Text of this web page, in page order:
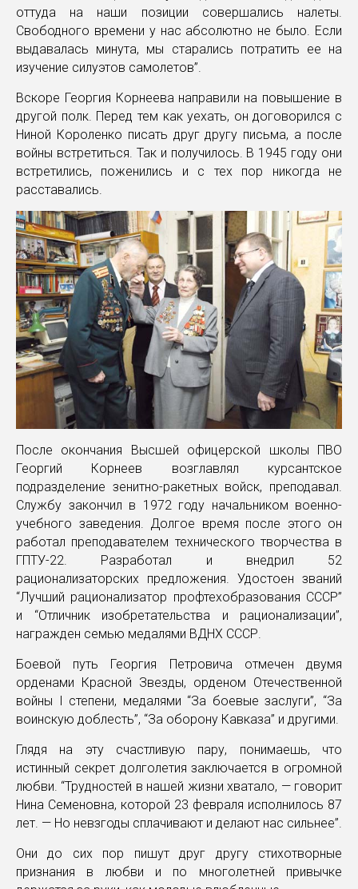
оттуда на наши позиции совершались налеты.
Свободного времени у нас абсолютно не было. Если
выдавалась минута, мы старались потратить ее на
изучение силуэтов самолетов”.
Вскоре Георгия Корнеева направили на повышение в
другой полк. Перед тем как уехать, он договорился с
Ниной Короленко писать друг другу письма, а после
войны встретиться. Так и получилось. В 1945 году они
встретились, поженились и с тех пор никогда не
расставались.
После окончания Высшей офицерской школы ПВО
Георгий Корнеев возглавлял курсантское
подразделение зенитно-ракетных войск, преподавал.
Службу закончил в 1972 году начальником военно-
учебного заведения. Долгое время после этого он
работал преподавателем технического творчества в
ГПТУ-22. Разработал и внедрил 52
рационализаторских предложения. Удостоен званий
“Лучший рационализатор профтехобразования СССР”
и “Отличник изобретательства и рационализации”,
награжден семью медалями ВДНХ СССР.
Боевой путь Георгия Петровича отмечен двумя
орденами Красной Звезды, орденом Отечественной
войны I степени, медалями “За боевые заслуги”, “За
воинскую доблесть”, “За оборону Кавказа” и другими.
Глядя на эту счастливую пару, понимаешь, что
истинный секрет долголетия заключается в огромной
любви. “Трудностей в нашей жизни хватало, — говорит
Нина Семеновна, которой 23 февраля исполнилось 87
лет. — Но невзгоды сплачивают и делают нас сильнее”.
Они до сих пор пишут друг другу стихотворные
признания в любви и по многолетней привычке